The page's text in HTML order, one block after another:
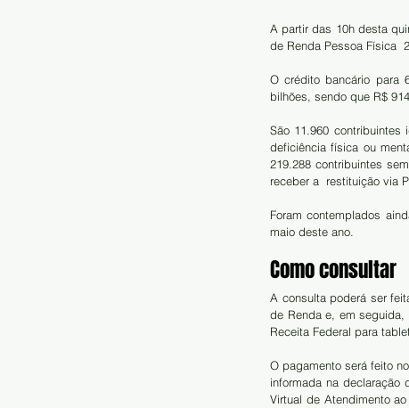
A partir das 10h desta
de Renda Pessoa Física
O crédito bancário para
bilhões, sendo que R$
São 11.960
deficiência física ou
219.288 contribuintes
receber a  restituição via
Foram contemplados
maio deste ano.
Como consultar
A consulta poderá ser
de Renda e, em
Receita Federal para
O pagamento será feito
informada na declaração
Virtual de Atendimento